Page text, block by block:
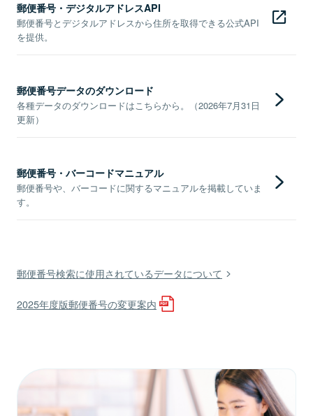
郵便番号・デジタルアドレスAPI
郵便番号とデジタルアドレスから住所を取得できる公式API
を提供。
郵便番号データのダウンロード
各種データのダウンロードはこちらから。（2026年7月31日
更新）
郵便番号・バーコードマニュアル
郵便番号や、バーコードに関するマニュアルを掲載していま
す。
郵便番号検索に使用されているデータについて
2025年度版郵便番号の変更案内